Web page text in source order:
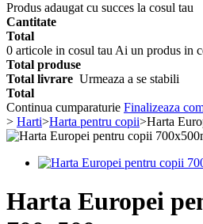
Produs adaugat cu succes la cosul tau
Cantitate
Total
0 articole in cosul tau Ai un produs in
Total produse
Total livrare Urmeaza a se stabili
Total
Continua cumparaturie Finalizeaza
> Harti>Harta pentru copii>Harta
Harta Europei